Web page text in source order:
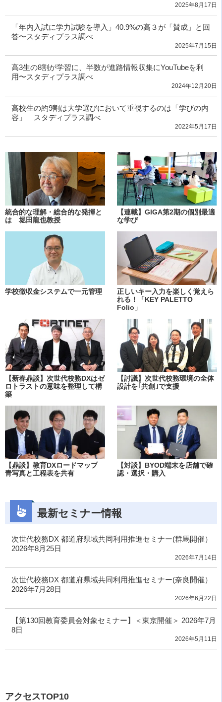
2025年8月17日
「年内入試に学力試験を導入」40.9%の高３が「賛成」と回
答〜スタディプラス調べ
2025年7月15日
高3生の8割が学習に、半数が進路情報収集にYouTubeを利
用〜スタディプラス調べ
2024年12月20日
高校生の約9割は大学選びにおいて重視するのは「学びの内
容」 スタディプラス調べ
2022年5月17日
統合的な理解・総合的な発揮と
は 堀田龍也教授
【連載】GIGA第2期の個別最適
な学び
学校徴収金システムで一元管理
正しいキー入力を楽しく覚えら
れる！「KEY PALETTO
Folio」
【新春鼎談】次世代校務DXはゼ
ロトラストの意味を整理して構
築
【討議】次世代校務環境の全体
設計を｢共創｣で支援
【鼎談】教育DXロードマップ
青写真と工程表を共有
【対談】BYOD端末を店舗で確
認・選択・購入
最新セミナー情報
次世代校務DX 都道府県域共同利用推進セミナー(群馬開催）
2026年8月25日
2026年7月14日
次世代校務DX 都道府県域共同利用推進セミナー(奈良開催）
2026年7月28日
2026年6月22日
【第130回教育委員会対象セミナー】＜東京開催＞ 2026年7月
8日
2026年5月11日
アクセスTOP10